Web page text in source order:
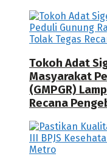
Tokoh Adat
Masyarakat
(GMPGR)
Recana